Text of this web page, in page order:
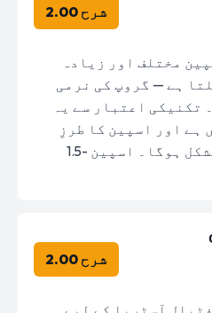
شرح 2.00
مختلف اور زیادہ
ہے — گروپ کی نرمی
تکنیکی اعتبار سے یہ
ہے اور اسپین کا طرزِ
کھیل آسٹریا کے لیے مشکل ہوگا۔ اسپین -1.5
شرح 2.00
آسٹریا کے لیے